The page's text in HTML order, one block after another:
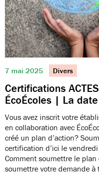
7 mai 2025 Divers
Certifications
ÉcoÉcoles | La
Vous avez inscrit votre
en collaboration avec
créé un plan d’action?
certification d’ici le
Comment soumettre le
soumettre votre demande à